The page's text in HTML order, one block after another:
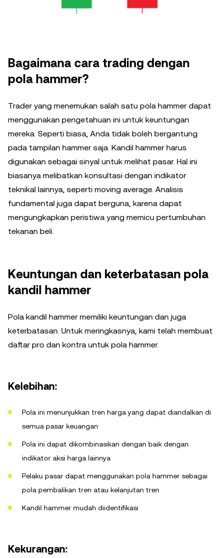
Bagaimana cara trading dengan
pola hammer?
Trader yang menemukan salah satu pola hammer dapat
menggunakan pengetahuan ini untuk keuntungan
mereka. Seperti biasa, Anda tidak boleh bergantung
pada tampilan hammer saja. Kandil hammer harus
digunakan sebagai sinyal untuk melihat pasar. Hal ini
biasanya melibatkan konsultasi dengan indikator
teknikal lainnya, seperti moving average. Analisis
fundamental juga dapat berguna, karena dapat
mengungkapkan peristiwa yang memicu pertumbuhan
tekanan beli.
Keuntungan dan keterbatasan pola
kandil hammer
Pola kandil hammer memiliki keuntungan dan juga
keterbatasan. Untuk meringkasnya, kami telah membuat
daftar pro dan kontra untuk pola hammer.
Kelebihan:
Pola ini menunjukkan tren harga yang dapat diandalkan di
semua pasar keuangan
Pola ini dapat dikombinasikan dengan baik dengan
indikator aksi harga lainnya
Pelaku pasar dapat menggunakan pola hammer sebagai
pola pembalikan tren atau kelanjutan tren
Kandil hammer mudah diidentifikasi
Kekurangan: